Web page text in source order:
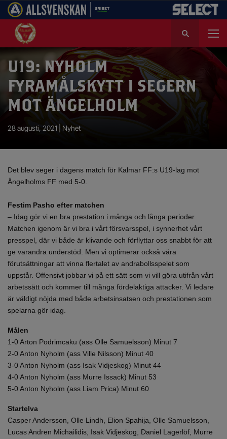
k
r
U19: NYHOLM
FYRAMÅLSKYTT I SEGERN
MOT ÄNGELHOLM
28 augusti, 2021 | Nyhet
Det blev seger i dagens match för Kalmar FF:s U19-lag mot
Ängelholms FF med 5-0.
Festim Pasho efter matchen
– Idag gör vi en bra prestation i många och långa perioder.
Matchen igenom är vi bra i vårt försvarsspel, i synnerhet vårt
presspel, där vi både är klivande och förflyttar oss snabbt för att
ge varandra understöd. Men vi optimerar också våra
förutsättningar att vinna flertalet av andrabollsspelet som
uppstår. Offensivt jobbar vi på ett sätt som vi vill göra utifrån vårt
arbetssätt och kommer till många fördelaktiga attacker. Vi ledare
är väldigt nöjda med både arbetsinsatsen och prestationen som
spelarna gör idag.
Målen
1-0 Arton Podrimcaku (ass Olle Samuelsson) Minut 7
2-0 Anton Nyholm (ass Ville Nilsson) Minut 40
3-0 Anton Nyholm (ass Isak Vidjeskog) Minut 44
4-0 Anton Nyholm (ass Murre Issack) Minut 53
5-0 Anton Nyholm (ass Liam Prica) Minut 60
Startelva
Casper Andersson, Olle Lindh, Elion Spahija, Olle Samuelsson,
Lucas Andren Michailidis, Isak Vidjeskog, Daniel Lagerlöf, Murre